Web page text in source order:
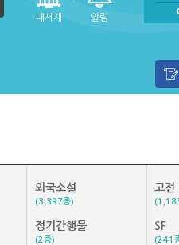
내서재 알림
외국소설
(3,397종)
고전
정기간행물
(2종)
SF
(241